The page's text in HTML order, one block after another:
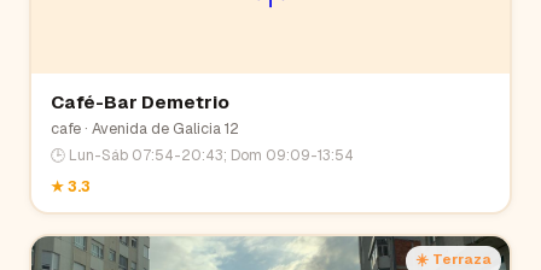
Café-Bar Demetrio
cafe· Avenida de Galicia 12
🕒 Lun-Sáb 07:54-20:43; Dom 09:09-13:54
★3.3
☀️ Terraza